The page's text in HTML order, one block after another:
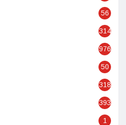
56
314
976
50
318
393
1